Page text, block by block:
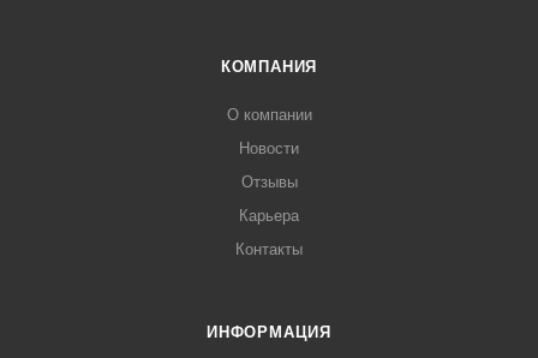
КОМПАНИЯ
О компании
Новости
Отзывы
Карьера
Контакты
ИНФОРМАЦИЯ